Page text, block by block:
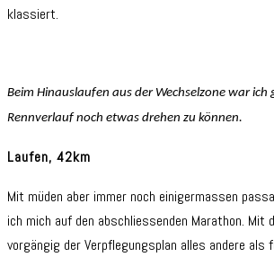
klassiert.
Beim Hinauslaufen aus der Wechselzone war ich
Rennverlauf noch etwas drehen zu können.
Laufen, 42km
Mit müden aber immer noch einigermassen
ich mich auf den abschliessenden Marathon. Mit
vorgängig der Verpflegungsplan alles andere als